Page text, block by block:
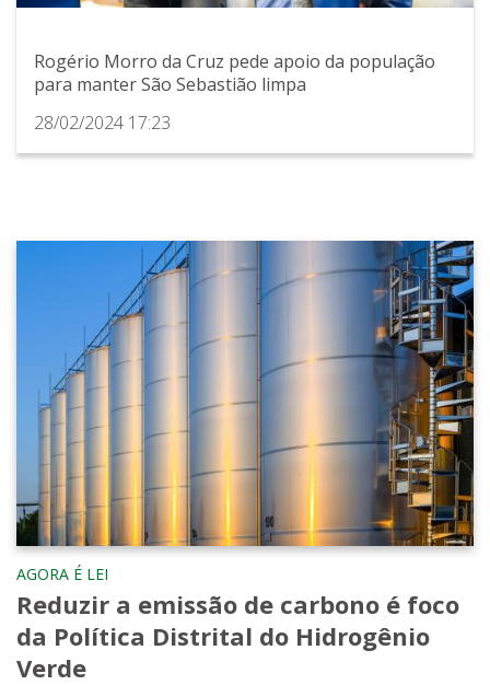
Rogério Morro da Cruz pede apoio da população
para manter São Sebastião limpa
28/02/2024 17:23
AGORA É LEI
Reduzir a emissão de carbono é foco
da Política Distrital do Hidrogênio
Verde